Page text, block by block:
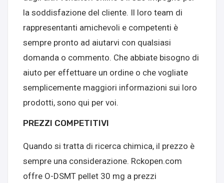
la soddisfazione del cliente. Il loro team di
rappresentanti amichevoli e competenti è
sempre pronto ad aiutarvi con qualsiasi
domanda o commento. Che abbiate bisogno di
aiuto per effettuare un ordine o che vogliate
semplicemente maggiori informazioni sui loro
prodotti, sono qui per voi.
PREZZI COMPETITIVI
Quando si tratta di ricerca chimica, il prezzo è
sempre una considerazione. Rckopen.com
offre O-DSMT pellet 30 mg a prezzi